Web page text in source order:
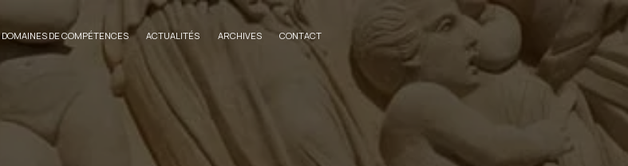
DOMAINES DE COMPÉTENCES ACTUALITÉS ARCHIVES CONTACT